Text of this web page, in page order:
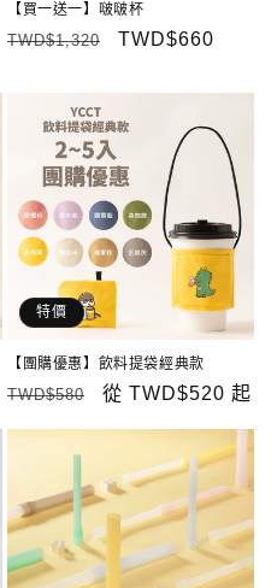
【買一送一】啵啵杯
定
TWD$1,320
售
TWD$660
特價
【團購優惠】飲料提袋經典款
定
TWD$580
售
從 TWD$520 起